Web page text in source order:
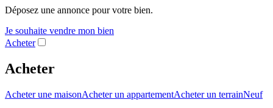
Déposez une annonce pour votre bien.
Je souhaite vendre mon bien
Acheter
Acheter
Acheter une maisonAcheter un appartementAcheter un terrainNeuf